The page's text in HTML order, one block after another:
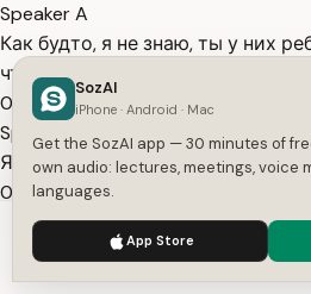
Speaker A
Как будто, я не знаю, ты у них
что-то должен или ещё что-то.
08:35
Speaker A
Я никому ничего не должен.
08:38
Speaker A
Я делаю музыку так, как мне
08:41
We use cookies to enhance your experience.
SozAI
iPhone · Android · Mac
Get the SozAI app — 30 minutes of
own audio: lectures, meetings, voice
languages.
App Store